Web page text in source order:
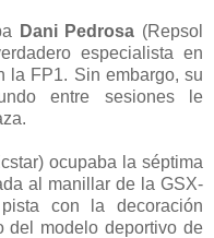
Dani Pedrosa (Repsol
especialista en
la FP1. Sin embargo, su
entre sesiones le
ocupaba la séptima
al manillar de la GSX-
con la decoración
del modelo deportivo de